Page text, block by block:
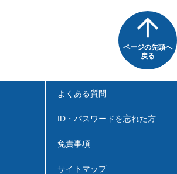
ページの先頭へ
戻る
よくある質問
ID・パスワードを忘れた方
免責事項
サイトマップ